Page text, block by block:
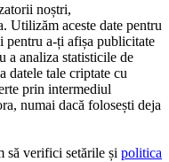
noștri,
Utilizăm aceste date pentru
pentru a-ți afișa publicitate
a analiza statisticile de
datele tale criptate cu
prin intermediul
numai dacă folosești deja
să verifici setările și politica